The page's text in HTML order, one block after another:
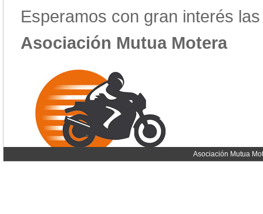
Esperamos con gran interés
Asociación Mutua Motera
Asociación Mutua